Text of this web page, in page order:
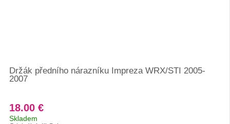
Držák předního nárazníku Impreza WRX/STI 2005-
2007
18.00 €
Skladem